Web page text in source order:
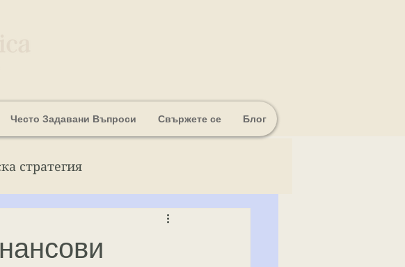
Често Задавани Въпроси Свържете се Блог
стратегия
активи